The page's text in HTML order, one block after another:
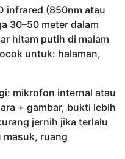
infrared (850nm atau
30–50 meter dalam
hitam putih di malam
untuk: halaman,
mikrofon internal atau
+ gambar, bukti lebih
jernih jika terlalu
ruang